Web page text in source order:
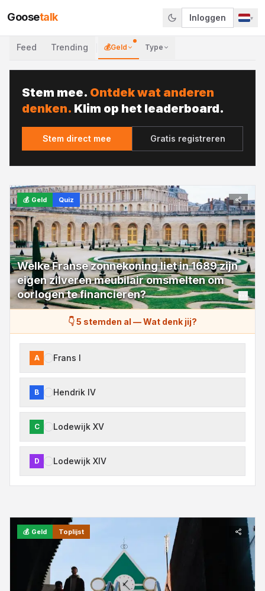
Goosetalk Inloggen ▾
Feed Trending 💰Geld Type
Stem mee. Ontdek wat anderen
denken. Klim op het leaderboard.
Stem direct mee Gratis registreren
💰 Geld Quiz
Welke Franse zonnekoning liet in 1689 zijn
eigen zilveren meubilair omsmelten om
oorlogen te financieren?
👇 5 stemden al —Wat denk jij?
A Frans I
B Hendrik IV
C Lodewijk XV
D Lodewijk XIV
💰 Geld Toplijst